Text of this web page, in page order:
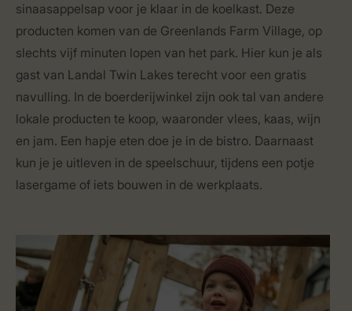
sinaasappelsap voor je klaar in de koelkast. Deze
producten komen van de Greenlands Farm Village, op
slechts vijf minuten lopen van het park. Hier kun je als
gast van Landal Twin Lakes terecht voor een gratis
navulling. In de boerderijwinkel zijn ook tal van andere
lokale producten te koop, waaronder vlees, kaas, wijn
en jam. Een hapje eten doe je in de bistro. Daarnaast
kun je je uitleven in de speelschuur, tijdens een potje
lasergame of iets bouwen in de werkplaats.